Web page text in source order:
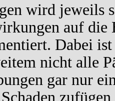
wird jeweils
auf die
Dabei
nicht alle
gar nur